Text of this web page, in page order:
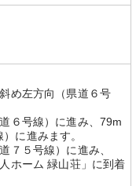
め左方向（県道６号
６号線）に進み、79m
に進みます。
７５号線）に進み、
ホーム 緑山荘」に到着